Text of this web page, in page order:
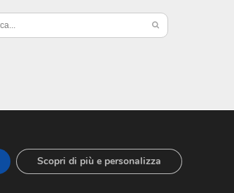
Scopri di più e personalizza